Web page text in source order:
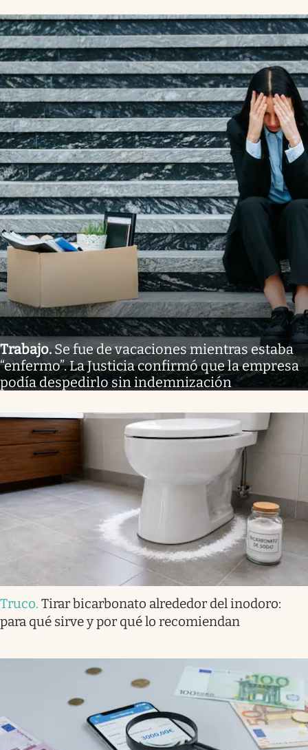
Trabajo.Se fue de vacaciones mientras estaba
“enfermo”. La Justicia confirmó que la empresa
podía despedirlo sin indemnización
Truco. Tirar bicarbonato alrededor del inodoro:
para qué sirve y por qué lo recomiendan